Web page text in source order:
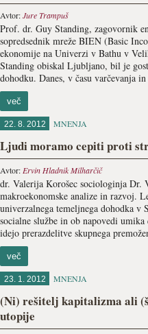
Avtor:Jure Trampuš
Prof. dr. Guy Standing, zagovornik
sopredsednik mreže BIEN (Basic
ekonomije na Univerzi v Bathu v
Standing obiskal Ljubljano, bil je
dohodku. Danes, v času varčevanja
več
22. 8. 2012 MNENJA
Ljudi moramo cepiti proti
Avtor: Ervin Hladnik Milharčič
dr. Valerija Korošec sociologinja Dr.
makroekonomske analize in razvoj.
univerzalnega temeljnega dohodka v
socialne službe in ob napovedi
idejo prerazdelitve skupnega
več
23. 1. 2012 MNENJA
(Ni) rešitelj kapitalizma ali
utopije